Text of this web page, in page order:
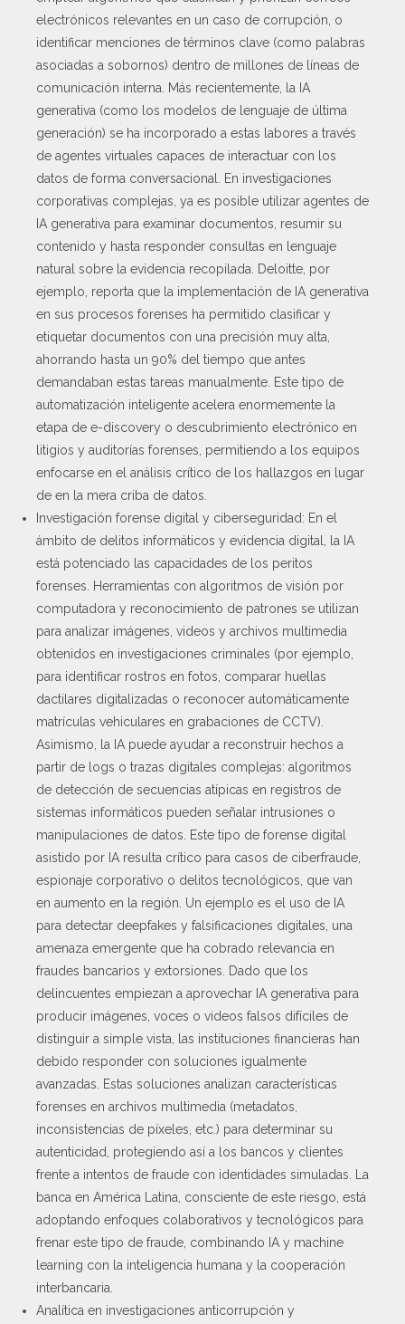
electrónicos relevantes en un caso de corrupción, o
identificar menciones de términos clave (como palabras
asociadas a sobornos) dentro de millones de líneas de
comunicación interna. Más recientemente, la IA
generativa (como los modelos de lenguaje de última
generación) se ha incorporado a estas labores a través
de agentes virtuales capaces de interactuar con los
datos de forma conversacional. En investigaciones
corporativas complejas, ya es posible utilizar agentes de
IA generativa para examinar documentos, resumir su
contenido y hasta responder consultas en lenguaje
natural sobre la evidencia recopilada. Deloitte, por
ejemplo, reporta que la implementación de IA generativa
en sus procesos forenses ha permitido clasificar y
etiquetar documentos con una precisión muy alta,
ahorrando hasta un 90% del tiempo que antes
demandaban estas tareas manualmente. Este tipo de
automatización inteligente acelera enormemente la
etapa de e-discovery o descubrimiento electrónico en
litigios y auditorías forenses, permitiendo a los equipos
enfocarse en el análisis crítico de los hallazgos en lugar
de en la mera criba de datos.
Investigación forense digital y ciberseguridad: En el
ámbito de delitos informáticos y evidencia digital, la IA
está potenciado las capacidades de los peritos
forenses. Herramientas con algoritmos de visión por
computadora y reconocimiento de patrones se utilizan
para analizar imágenes, videos y archivos multimedia
obtenidos en investigaciones criminales (por ejemplo,
para identificar rostros en fotos, comparar huellas
dactilares digitalizadas o reconocer automáticamente
matrículas vehiculares en grabaciones de CCTV).
Asimismo, la IA puede ayudar a reconstruir hechos a
partir de logs o trazas digitales complejas: algoritmos
de detección de secuencias atípicas en registros de
sistemas informáticos pueden señalar intrusiones o
manipulaciones de datos. Este tipo de forense digital
asistido por IA resulta crítico para casos de ciberfraude,
espionaje corporativo o delitos tecnológicos, que van
en aumento en la región. Un ejemplo es el uso de IA
para detectar deepfakes y falsificaciones digitales, una
amenaza emergente que ha cobrado relevancia en
fraudes bancarios y extorsiones. Dado que los
delincuentes empiezan a aprovechar IA generativa para
producir imágenes, voces o videos falsos difíciles de
distinguir a simple vista, las instituciones financieras han
debido responder con soluciones igualmente
avanzadas. Estas soluciones analizan características
forenses en archivos multimedia (metadatos,
inconsistencias de píxeles, etc.) para determinar su
autenticidad, protegiendo así a los bancos y clientes
frente a intentos de fraude con identidades simuladas. La
banca en América Latina, consciente de este riesgo, está
adoptando enfoques colaborativos y tecnológicos para
frenar este tipo de fraude, combinando IA y machine
learning con la inteligencia humana y la cooperación
interbancaria.
Analítica en investigaciones anticorrupción y